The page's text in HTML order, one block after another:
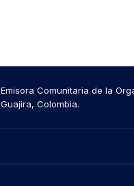
Emisora Comunitaria de la
Guajira, Colombia.